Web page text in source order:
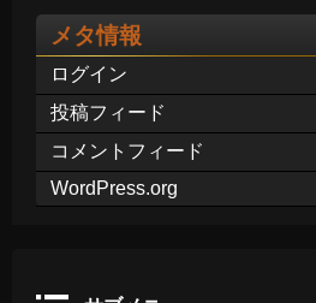
メタ情報
ログイン
投稿フィード
コメントフィード
WordPress.org